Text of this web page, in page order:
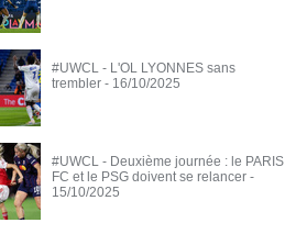
#UWCL - L'OL LYONNES sans
trembler - 16/10/2025
#UWCL - Deuxième journée : le PARIS
FC et le PSG doivent se relancer -
15/10/2025